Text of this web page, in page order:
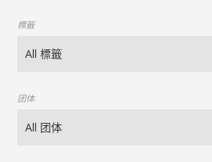
標籤
团体